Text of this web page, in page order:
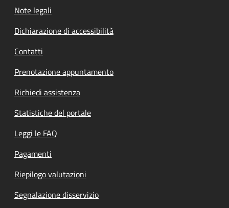
Note legali
Dichiarazione di accessibilità
Contatti
Prenotazione appuntamento
Richiedi assistenza
Statistiche del portale
Leggi le FAQ
Pagamenti
Riepilogo valutazioni
Segnalazione disservizio